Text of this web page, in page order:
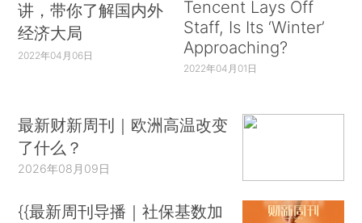
讲，带你了解国内外
经济大局
2022年04月06日
Tencent Lays Off
Staff, Is Its ‘Winter’
Approaching?
2022年04月01日
最新财新周刊｜欧洲高温改变
了什么？
2026年08月09日
{{最新周刊导播｜社保基数加